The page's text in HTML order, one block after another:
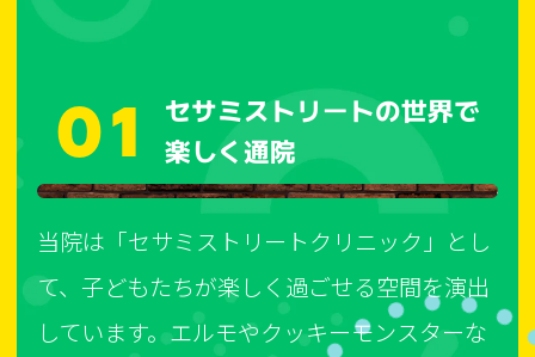
01
セサミストリートの世界で
楽しく通院
当院は「セサミストリートクリニック」とし
て、子どもたちが楽しく過ごせる空間を演出
しています。エルモやクッキーモンスターな